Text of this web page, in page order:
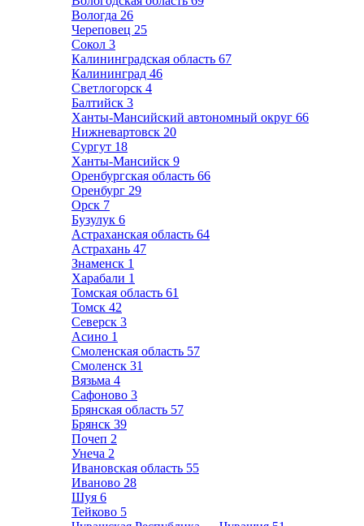
Вологда 26
Череповец 25
Сокол 3
Калининградская область 67
Калининград 46
Светлогорск 4
Балтийск 3
Ханты-Мансийский автономный округ 66
Нижневартовск 20
Сургут 18
Ханты-Мансийск 9
Оренбургская область 66
Оренбург 29
Орск 7
Бузулук 6
Астраханская область 64
Астрахань 47
Знаменск 1
Харабали 1
Томская область 61
Томск 42
Северск 3
Асино 1
Смоленская область 57
Смоленск 31
Вязьма 4
Сафоново 3
Брянская область 57
Брянск 39
Почеп 2
Унеча 2
Ивановская область 55
Иваново 28
Шуя 6
Тейково 5